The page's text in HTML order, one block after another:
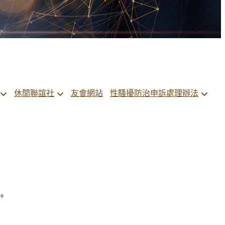
休閒聯誼社 友會網站 性騷擾防治申訴處理辦法